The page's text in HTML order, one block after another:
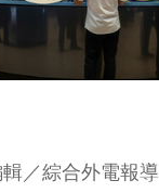
輯／綜合外電報導